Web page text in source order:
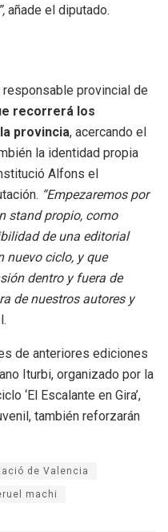
añade el diputado.
provincial de
recorrerá los
provincia, acercando el
la identidad propia
Alfons el
“Empezaremos por
stand propio, como
de una editorial
nuevo ciclo, y que
dentro y fuera de
de nuestros autores y
de anteriores ediciones
Iturbi, organizado por la
‘El Escalante en Gira’,
también reforzarán
de Valencia
machi